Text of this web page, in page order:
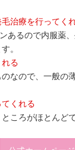
治療を行ってく
あるので内服薬
。
る
なので、一般の
くれる
ころがほとんど